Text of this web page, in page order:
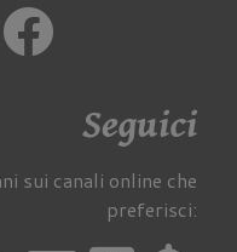
Seguici
sui canali online che
preferisci: